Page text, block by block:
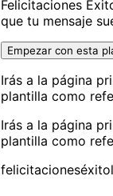
Felicitaciones
que tu mensaje
Empezar con esta
Irás a la página
plantilla como
Irás a la página
plantilla como
felicitacioneséxito